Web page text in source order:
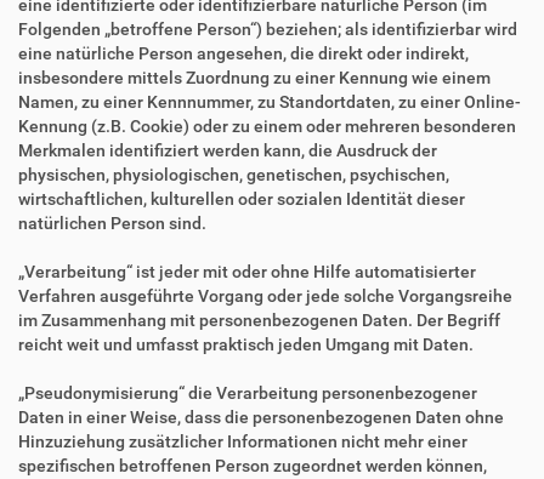
eine identifizierte oder identifizierbare natürliche Person (im
Folgenden „betroffene Person“) beziehen; als identifizierbar wird
eine natürliche Person angesehen, die direkt oder indirekt,
insbesondere mittels Zuordnung zu einer Kennung wie einem
Namen, zu einer Kennnummer, zu Standortdaten, zu einer Online-
Kennung (z.B. Cookie) oder zu einem oder mehreren besonderen
Merkmalen identifiziert werden kann, die Ausdruck der
physischen, physiologischen, genetischen, psychischen,
wirtschaftlichen, kulturellen oder sozialen Identität dieser
natürlichen Person sind.
„Verarbeitung“ ist jeder mit oder ohne Hilfe automatisierter
Verfahren ausgeführte Vorgang oder jede solche Vorgangsreihe
im Zusammenhang mit personenbezogenen Daten. Der Begriff
reicht weit und umfasst praktisch jeden Umgang mit Daten.
„Pseudonymisierung“ die Verarbeitung personenbezogener
Daten in einer Weise, dass die personenbezogenen Daten ohne
Hinzuziehung zusätzlicher Informationen nicht mehr einer
spezifischen betroffenen Person zugeordnet werden können,